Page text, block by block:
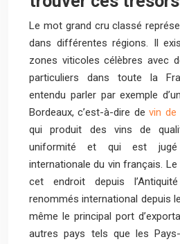
Le mot grand cru classé
dans différentes régions. Il
zones viticoles célèbres avec
particuliers dans toute la
entendu parler par exemple
Bordeaux, c’est-à-dire devin de
qui produit des vins de
uniformité et qui est
internationale du vin français.
cet endroit depuis
renommés international depuis
même le principal port
autres pays tels que les Pays-